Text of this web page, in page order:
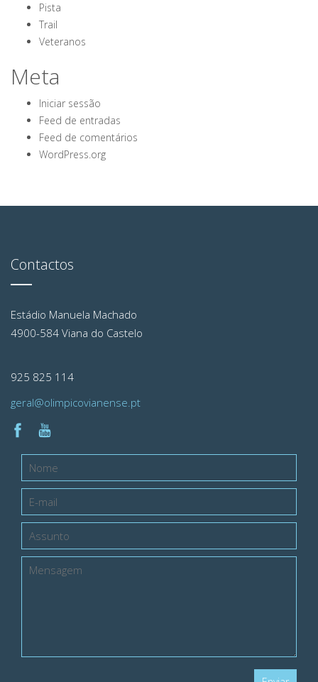
Pista
Trail
Veteranos
Meta
Iniciar sessão
Feed de entradas
Feed de comentários
WordPress.org
Contactos
Estádio Manuela Machado
4900-584 Viana do Castelo
925 825 114
geral@olimpicovianense.pt